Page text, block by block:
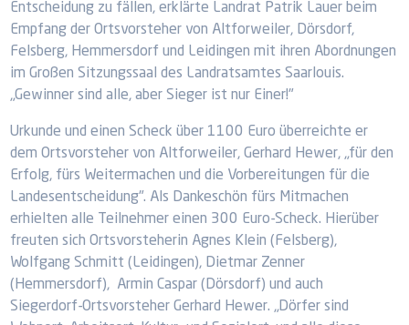
Entscheidung zu fällen, erklärte Landrat Patrik Lauer beim
Empfang der Ortsvorsteher von Altforweiler, Dörsdorf,
Felsberg, Hemmersdorf und Leidingen mit ihren Abordnungen
im Großen Sitzungssaal des Landratsamtes Saarlouis.
„Gewinner sind alle, aber Sieger ist nur Einer!"
Urkunde und einen Scheck über 1100 Euro überreichte er
dem Ortsvorsteher von Altforweiler, Gerhard Hewer, „für den
Erfolg, fürs Weitermachen und die Vorbereitungen für die
Landesentscheidung". Als Dankeschön fürs Mitmachen
erhielten alle Teilnehmer einen 300 Euro-Scheck. Hierüber
freuten sich Ortsvorsteherin Agnes Klein (Felsberg),
Wolfgang Schmitt (Leidingen), Dietmar Zenner
(Hemmersdorf), Armin Caspar (Dörsdorf) und auch
Siegerdorf-Ortsvorsteher Gerhard Hewer. „Dörfer sind